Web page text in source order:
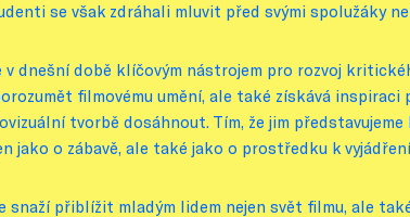
se však zdráhali mluvit před svými spolužáky
v dnešní době klíčovým nástrojem pro rozvoj
filmovému umění, ale také získává
tvorbě dosáhnout. Tím, že jim
jako o zábavě, ale také jako o prostředku k
snaží přiblížit mladým lidem nejen svět filmu, ale